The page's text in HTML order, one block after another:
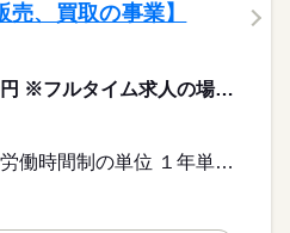
、買取の事業】
200,000円〜200,000円 ※フルタイム求人の場合は月額（換算額）、パート求人の場合は時間額を表示しています。
変形労働時間制 変形労働時間制の単位 １年単位 就業時間１ 9時30分〜18時30分 就業時間に関する特記事項 １年変形労働時間制を採用していますので、会社カレンダーに沿っ